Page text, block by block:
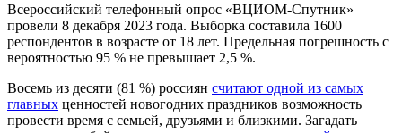
Всероссийский телефонный опрос «ВЦИОМ-Спутник»
провели 8 декабря 2023 года. Выборка составила 1600
респондентов в возрасте от 18 лет. Предельная погрешность с
вероятностью 95 % не превышает 2,5 %.
Восемь из десяти (81 %) россиян считают одной из самых
главных ценностей новогодних праздников возможность
провести время с семьей, друзьями и близкими. Загадать